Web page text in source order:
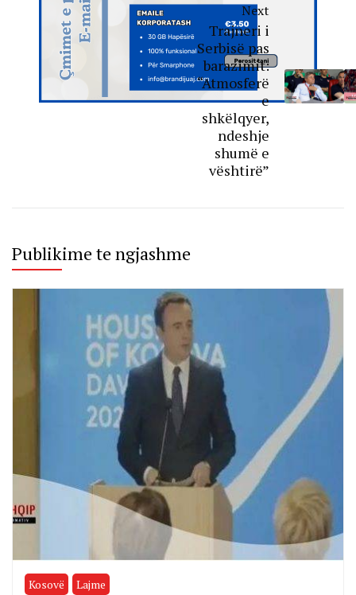
Next
Trajneri i
Serbisë pas
barazimit:
“Atmosferë
e
shkëlqyer,
ndeshje
shumë e
vështirë”
Publikime te ngjashme
Kosovë Lajme